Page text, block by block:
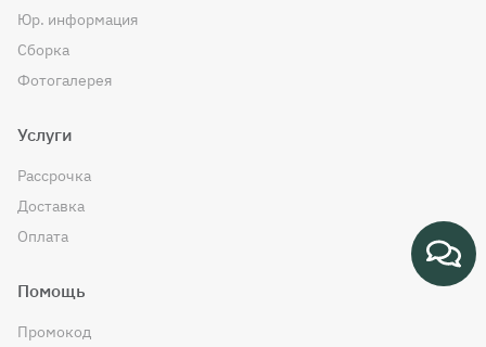
Юр. информация
Сборка
Фотогалерея
Услуги
Рассрочка
Доставка
Оплата
Помощь
Промокод